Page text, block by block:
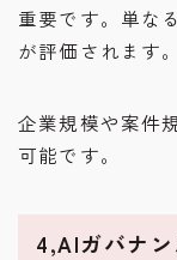
重要です。単な
が評価されます。
企業規模や案件
可能です。
4,AIガバナ